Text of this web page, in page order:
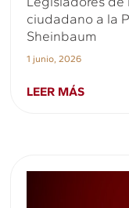
ciudadano a la
Sheinbaum
1 junio, 2026
LEER MÁS